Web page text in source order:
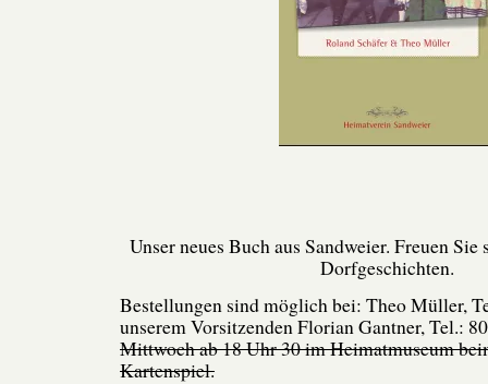
Unser neues Buch aus Sandweier. Freuen
Dorfgeschichten.
Bestellungen sind möglich bei: Theo Müller,
unserem Vorsitzenden Florian Gantner, Tel.:
Mittwoch ab 18 Uhr 30 im Heimatmuseum
Kartenspiel.